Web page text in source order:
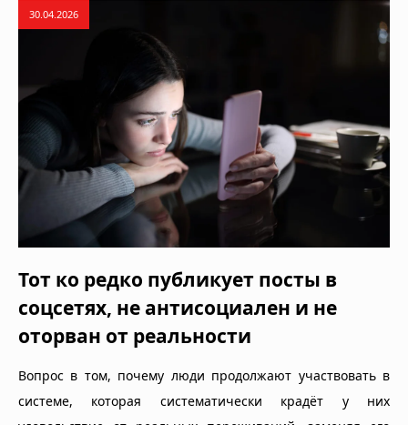
30.04.2026
Тот ко редко публикует посты в
соцсетях, не антисоциален и не
оторван от реальности
Вопрос в том, почему люди продолжают участвовать в
системе, которая систематически крадёт у них